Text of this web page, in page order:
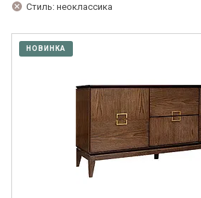
Стиль: неоклассика
НОВИНКА